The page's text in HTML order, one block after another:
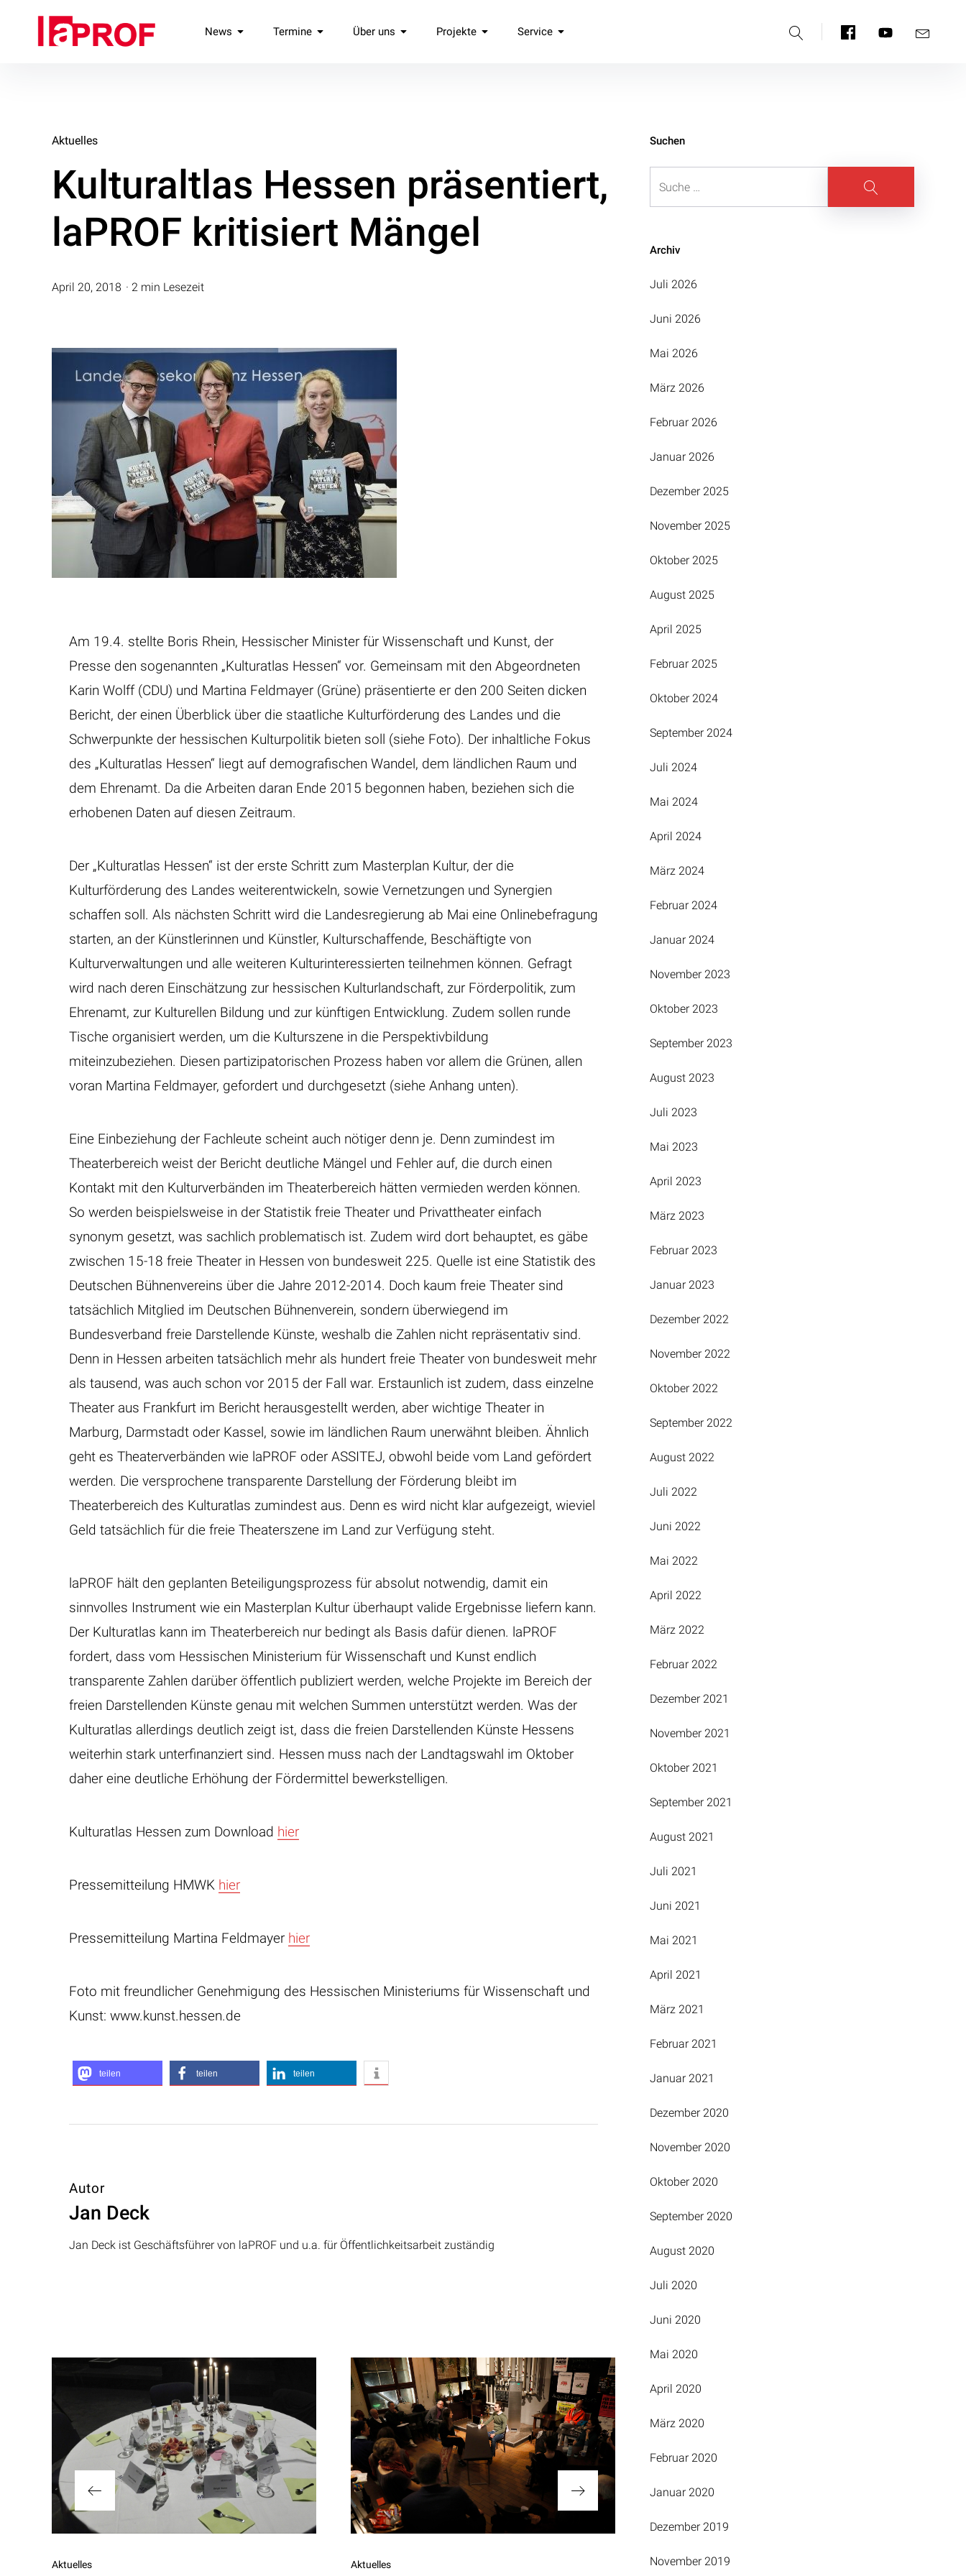
überspringenlaPROF
Landesverband Professionelle Freie Darstellende Künste e.V.
News Termine Über uns Projekte Service FacebookYouTubeE-
Mail
Aktuelles
Kulturaltlas Hessen präsentiert,
laPROF kritisiert Mängel
April 20, 2018 2 min Lesezeit
Am 19.4. stellte Boris Rhein, Hessischer Minister für Wissenschaft und Kunst, der
Presse den sogenannten „Kulturatlas Hessen“ vor. Gemeinsam mit den Abgeordneten
Karin Wolff (CDU) und Martina Feldmayer (Grüne) präsentierte er den 200 Seiten dicken
Bericht, der einen Überblick über die staatliche Kulturförderung des Landes und die
Schwerpunkte der hessischen Kulturpolitik bieten soll (siehe Foto). Der inhaltliche Fokus
des „Kulturatlas Hessen“ liegt auf demografischen Wandel, dem ländlichen Raum und
dem Ehrenamt. Da die Arbeiten daran Ende 2015 begonnen haben, beziehen sich die
erhobenen Daten auf diesen Zeitraum.
Der „Kulturatlas Hessen“ ist der erste Schritt zum Masterplan Kultur, der die
Kulturförderung des Landes weiterentwickeln, sowie Vernetzungen und Synergien
schaffen soll. Als nächsten Schritt wird die Landesregierung ab Mai eine Onlinebefragung
starten, an der Künstlerinnen und Künstler, Kulturschaffende, Beschäftigte von
Kulturverwaltungen und alle weiteren Kulturinteressierten teilnehmen können. Gefragt
wird nach deren Einschätzung zur hessischen Kulturlandschaft, zur Förderpolitik, zum
Ehrenamt, zur Kulturellen Bildung und zur künftigen Entwicklung. Zudem sollen runde
Tische organisiert werden, um die Kulturszene in die Perspektivbildung
miteinzubeziehen. Diesen partizipatorischen Prozess haben vor allem die Grünen, allen
voran Martina Feldmayer, gefordert und durchgesetzt (siehe Anhang unten).
Eine Einbeziehung der Fachleute scheint auch nötiger denn je. Denn zumindest im
Theaterbereich weist der Bericht deutliche Mängel und Fehler auf, die durch einen
Kontakt mit den Kulturverbänden im Theaterbereich hätten vermieden werden können.
So werden beispielsweise in der Statistik freie Theater und Privattheater einfach
synonym gesetzt, was sachlich problematisch ist. Zudem wird dort behauptet, es gäbe
zwischen 15-18 freie Theater in Hessen von bundesweit 225. Quelle ist eine Statistik des
Deutschen Bühnenvereins über die Jahre 2012-2014. Doch kaum freie Theater sind
tatsächlich Mitglied im Deutschen Bühnenverein, sondern überwiegend im
Bundesverband freie Darstellende Künste, weshalb die Zahlen nicht repräsentativ sind.
Denn in Hessen arbeiten tatsächlich mehr als hundert freie Theater von bundesweit mehr
als tausend, was auch schon vor 2015 der Fall war. Erstaunlich ist zudem, dass einzelne
Theater aus Frankfurt im Bericht herausgestellt werden, aber wichtige Theater in
Marburg, Darmstadt oder Kassel, sowie im ländlichen Raum unerwähnt bleiben. Ähnlich
geht es Theaterverbänden wie laPROF oder ASSITEJ, obwohl beide vom Land gefördert
werden. Die versprochene transparente Darstellung der Förderung bleibt im
Theaterbereich des Kulturatlas zumindest aus. Denn es wird nicht klar aufgezeigt, wieviel
Geld tatsächlich für die freie Theaterszene im Land zur Verfügung steht.
laPROF hält den geplanten Beteiligungsprozess für absolut notwendig, damit ein
sinnvolles Instrument wie ein Masterplan Kultur überhaupt valide Ergebnisse liefern kann.
Der Kulturatlas kann im Theaterbereich nur bedingt als Basis dafür dienen. laPROF
fordert, dass vom Hessischen Ministerium für Wissenschaft und Kunst endlich
transparente Zahlen darüber öffentlich publiziert werden, welche Projekte im Bereich der
freien Darstellenden Künste genau mit welchen Summen unterstützt werden. Was der
Kulturatlas allerdings deutlich zeigt ist, dass die freien Darstellenden Künste Hessens
weiterhin stark unterfinanziert sind. Hessen muss nach der Landtagswahl im Oktober
daher eine deutliche Erhöhung der Fördermittel bewerkstelligen.
Kulturatlas Hessen zum Download hier
Pressemitteilung HMWK hier
Pressemitteilung Martina Feldmayer hier
Foto mit freundlicher Genehmigung des Hessischen Ministeriums für Wissenschaft und
Kunst: www.kunst.hessen.de
teilen teilen teilen
Autor
Jan Deck
Jan Deck ist Geschäftsführer von laPROF und u.a. für Öffentlichkeitsarbeit zuständig
Vorheriger
Aktuelles Nächster
Aktuelles
Suchen
Suche
Archiv
Juli 2026
Juni 2026
Mai 2026
März 2026
Februar 2026
Januar 2026
Dezember 2025
November 2025
Oktober 2025
August 2025
April 2025
Februar 2025
Oktober 2024
September 2024
Juli 2024
Mai 2024
April 2024
März 2024
Februar 2024
Januar 2024
November 2023
Oktober 2023
September 2023
August 2023
Juli 2023
Mai 2023
April 2023
März 2023
Februar 2023
Januar 2023
Dezember 2022
November 2022
Oktober 2022
September 2022
August 2022
Juli 2022
Juni 2022
Mai 2022
April 2022
März 2022
Februar 2022
Dezember 2021
November 2021
Oktober 2021
September 2021
August 2021
Juli 2021
Juni 2021
Mai 2021
April 2021
März 2021
Februar 2021
Januar 2021
Dezember 2020
November 2020
Oktober 2020
September 2020
August 2020
Juli 2020
Juni 2020
Mai 2020
April 2020
März 2020
Februar 2020
Januar 2020
Dezember 2019
November 2019